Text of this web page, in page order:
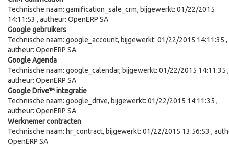
Technische naam: gamification_sale_crm, bijgewerkt: 01/22/2015
14:11:53 , autheur: OpenERP SA
Google gebruikers
Technische naam: google_account, bijgewerkt: 01/22/2015 14:11:35 ,
autheur: OpenERP SA
Google Agenda
Technische naam: google_calendar, bijgewerkt: 01/22/2015 14:11:35 ,
autheur: OpenERP SA
Google Drive™ integratie
Technische naam: google_drive, bijgewerkt: 01/22/2015 14:11:35 ,
autheur: OpenERP SA
Werknemer contracten
Technische naam: hr_contract, bijgewerkt: 01/22/2015 13:56:53 ,
OpenERP SA